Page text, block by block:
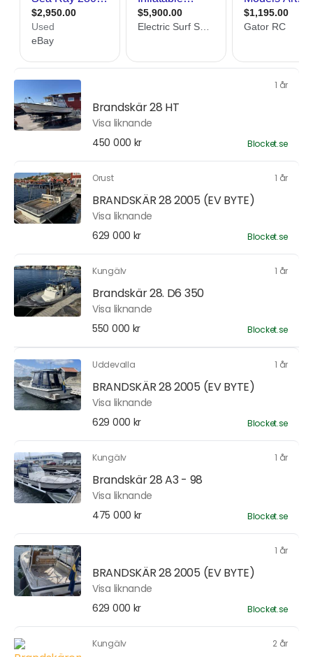
1 år
Brandskär 28 HT
Visa liknande
450 000 kr
Blocket.se
Orust 1 år
BRANDSKÄR 28 2005 (EV BYTE)
Visa liknande
629 000 kr
Blocket.se
Kungälv 1 år
Brandskär 28. D6 350
Visa liknande
550 000 kr
Blocket.se
Uddevalla 1 år
BRANDSKÄR 28 2005 (EV BYTE)
Visa liknande
629 000 kr
Blocket.se
Kungälv 1 år
Brandskär 28 A3 - 98
Visa liknande
475 000 kr
Blocket.se
1 år
BRANDSKÄR 28 2005 (EV BYTE)
Visa liknande
629 000 kr
Blocket.se
Kungälv 2 år